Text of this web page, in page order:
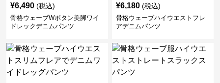
¥6,490 (税込)
骨格ウェーブWボタン美脚ワイ
ドレックデニムパンツ
¥6,180 (税込)
骨格ウェーブハイウエストフレ
アデニムパンツ